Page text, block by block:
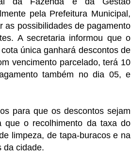
pela Prefeitura Municipal,
as possibilidades de pagamento
A secretaria informou que o
única ganhará descontos de
vencimento parcelado, terá 10
também no dia 05, e
para que os descontos sejam
que o recolhimento da taxa do
limpeza, de tapa-buracos e na
da cidade.